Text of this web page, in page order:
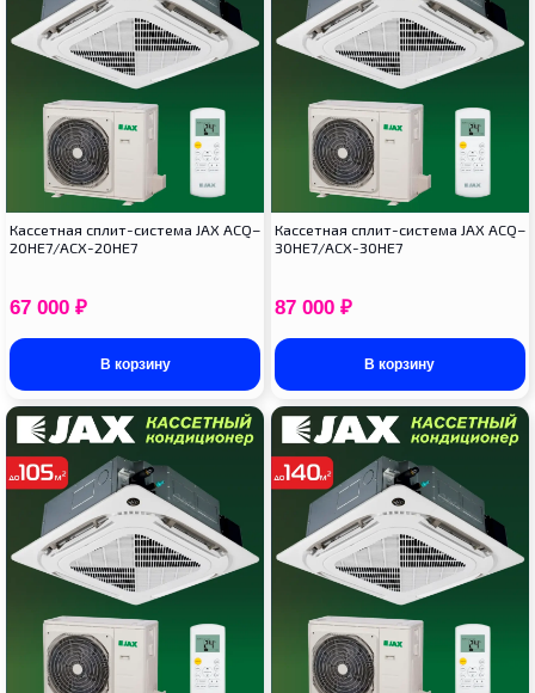
Кассетная сплит-система JAX ACQ–
20HE7/ACX-20HE7
67 000 ₽
В корзину
Кассетная сплит-система JAX ACQ–
30HE7/ACX-30HE7
87 000 ₽
В корзину